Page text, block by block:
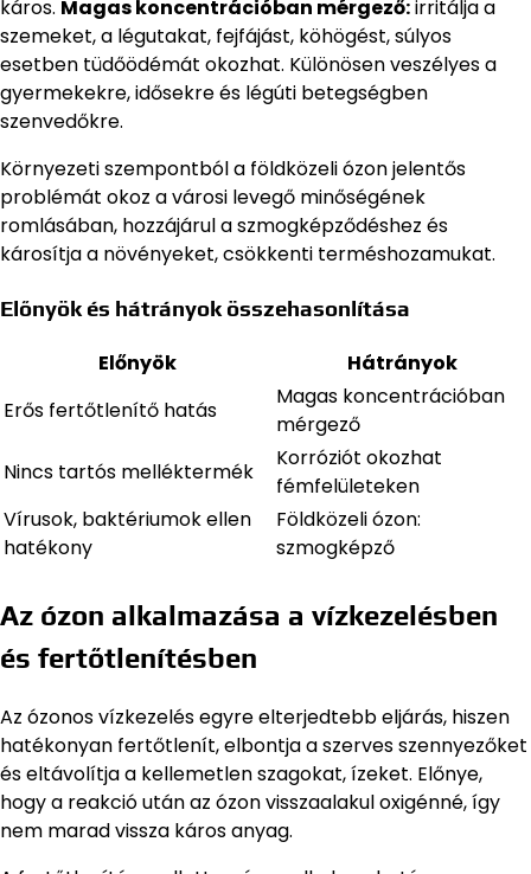
káros. Magas koncentrációban mérgező:irritálja a
szemeket, a légutakat, fejfájást, köhögést, súlyos
esetben tüdőödémát okozhat. Különösen veszélyes a
gyermekekre, idősekre és légúti betegségben
szenvedőkre.
Környezeti szempontból a földközeli ózon jelentős
problémát okoz a városi levegő minőségének
romlásában, hozzájárul a szmogképződéshez és
károsítja a növényeket, csökkenti terméshozamukat.
Előnyök és hátrányok összehasonlítása
Előnyök
Hátrányok
Erős fertőtlenítő hatás
Magas koncentrációban
mérgező
Nincs tartós melléktermék
Korróziót okozhat
fémfelületeken
Vírusok, baktériumok ellen
hatékony
Földközeli ózon:
szmogképző
Az ózon alkalmazása a vízkezelésben
és fertőtlenítésben
Az ózonos vízkezelés egyre elterjedtebb eljárás, hiszen
hatékonyan fertőtlenít, elbontja a szerves szennyezőket
és eltávolítja a kellemetlen szagokat, ízeket. Előnye,
hogy a reakció után az ózon visszaalakul oxigénné, így
nem marad vissza káros anyag.